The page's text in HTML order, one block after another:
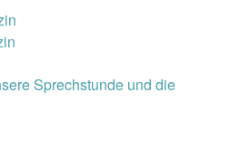
Sprechstunde und die